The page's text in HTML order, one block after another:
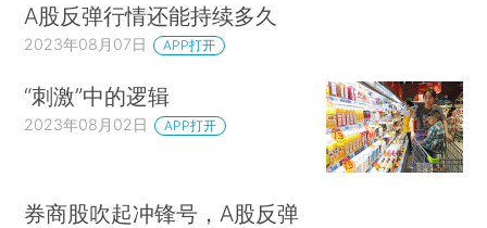
A股反弹行情还能持续多久
2023年08月07日 APP打开
“刺激”中的逻辑
2023年08月02日 APP打开
券商股吹起冲锋号，A股反弹